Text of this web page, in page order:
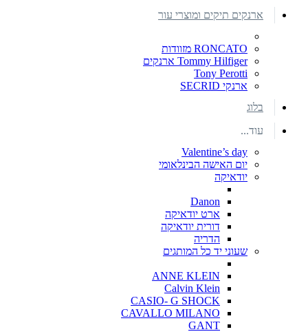
ארנקים תיקים ומוצרי עור
RONCATO מזוודות
Tommy Hilfiger ארנקים
Tony Perotti
ארנקי SECRID
בלוג
עוד...
Valentine’s day
יום האישה הבינלאומי
יודאיקה
Danon
ארט יודאיקה
דורית יודאיקה
הדריה
שעוני יד כל המותגים
ANNE KLEIN
Calvin Klein
CASIO- G SHOCK
CAVALLO MILANO
GANT